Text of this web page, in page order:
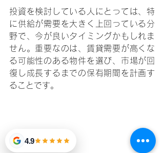
投資を検討している人にとっては、特
に供給が需要を大きく上回っている分
野で、今が良いタイミングかもしれま
せん。重要なのは、賃貸需要が高くな
る可能性のある物件を選び、市場が回
復し成長するまでの保有期間を計画す
ることです。
4.9